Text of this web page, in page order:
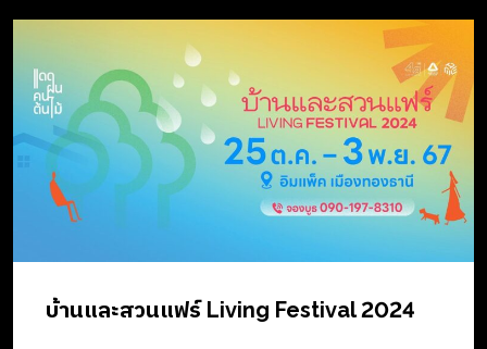
บ้านและสวนแฟร์ Living Festival 2024